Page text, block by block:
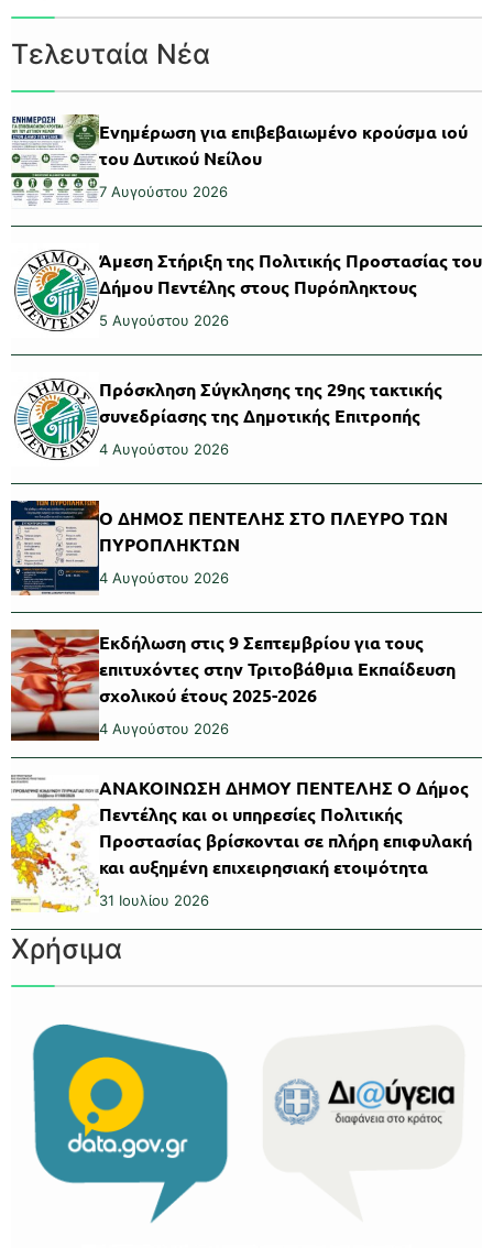
Τελευταία Νέα
Ενημέρωση για επιβεβαιωμένο κρούσμα ιού
του Δυτικού Νείλου
7 Αυγούστου 2026
Άμεση Στήριξη της Πολιτικής Προστασίας του
Δήμου Πεντέλης στους Πυρόπληκτους
5 Αυγούστου 2026
Πρόσκληση Σύγκλησης της 29ης τακτικής
συνεδρίασης της Δημοτικής Επιτροπής
4 Αυγούστου 2026
Ο ΔΗΜΟΣ ΠΕΝΤΕΛΗΣ ΣΤΟ ΠΛΕΥΡΟ ΤΩΝ
ΠΥΡΟΠΛΗΚΤΩΝ
4 Αυγούστου 2026
Εκδήλωση στις 9 Σεπτεμβρίου για τους
επιτυχόντες στην Τριτοβάθμια Εκπαίδευση
σχολικού έτους 2025-2026
4 Αυγούστου 2026
ΑΝΑΚΟΙΝΩΣΗ ΔΗΜΟΥ ΠΕΝΤΕΛΗΣ Ο Δήμος
Πεντέλης και οι υπηρεσίες Πολιτικής
Προστασίας βρίσκονται σε πλήρη επιφυλακή
και αυξημένη επιχειρησιακή ετοιμότητα
31 Ιουλίου 2026
Χρήσιμα